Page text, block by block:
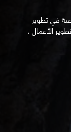
في تطوير
الأعمال ،